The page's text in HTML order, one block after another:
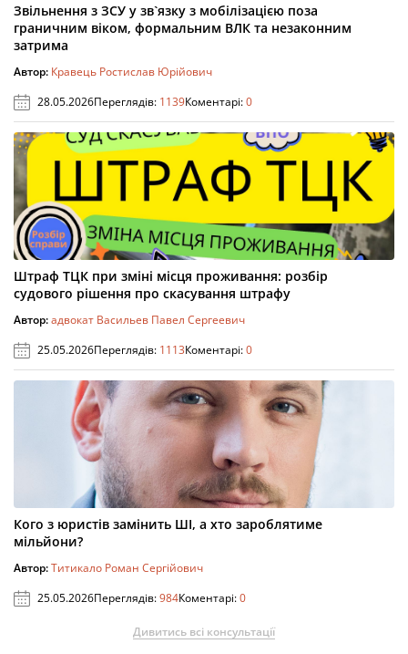
Звільнення з ЗСУ у зв`язку з мобілізацією поза
граничним віком, формальним ВЛК та незаконним
затрима
Автор: Кравець Ростислав Юрійович
28.05.2026Переглядів: 1139Коментарі:0
Штраф ТЦК при зміні місця проживання: розбір
судового рішення про скасування штрафу
Автор:адвокат Васильев Павел Сергеевич
25.05.2026Переглядів: 1113Коментарі:0
Кого з юристів замінить ШІ, а хто зароблятиме
мільйони?
Автор:Титикало Роман Сергійович
25.05.2026Переглядів:984Коментарі:0
Дивитись всі консультації